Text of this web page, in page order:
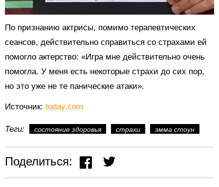
По признанию актрисы, помимо терапевтических
сеансов, действительно справиться со страхами ей
помогло актерство: «Игра мне действительно очень
помогла. У меня есть некоторые страхи до сих пор,
но это уже не те панические атаки».
Источник: today.com
Теги: состояние здоровья страхи эмма стоун
Поделиться: